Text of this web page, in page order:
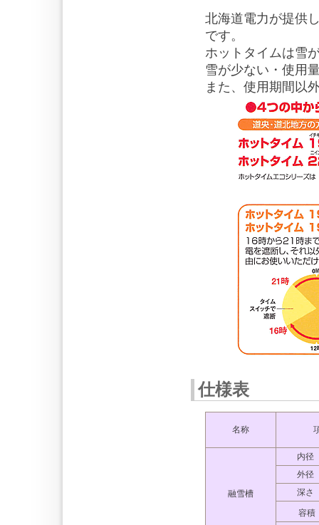
北海道電力が提供
です。
ホットタイムは雪
雪が少ない・使用
また、使用期間以
仕様表
名称
融雪槽
内径
外径
深さ
容積